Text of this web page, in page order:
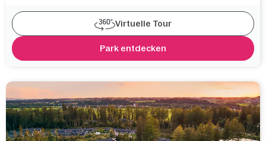
Virtuelle Tour
Park entdecken